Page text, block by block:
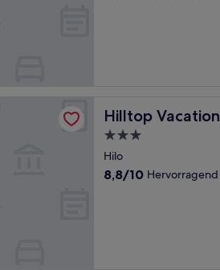
Hilltop
Hilltop Vacation
3.0-
Sterne-
Unterkunft
Hilo
8.8
8,8/10 Hervorragend